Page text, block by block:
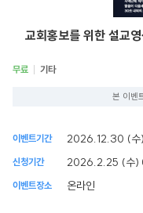
교회홍보를 위한 설교
무료 기타
본 이벤
이벤트기간 2026.12.30 (
신청기간 2026.2.25 (수
이벤트장소 온라인